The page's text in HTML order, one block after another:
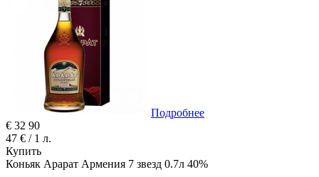
Подробнее
€ 32 90
47 € / 1 л.
Купить
Коньяк Арарат Армения 7 звезд 0.7л 40%